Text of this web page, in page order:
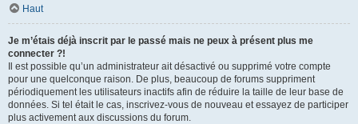
Haut
Je m’étais déjà inscrit par le passé mais ne peux à présent plus me
connecter ?!
Il est possible qu’un administrateur ait désactivé ou supprimé votre compte
pour une quelconque raison. De plus, beaucoup de forums suppriment
périodiquement les utilisateurs inactifs afin de réduire la taille de leur base de
données. Si tel était le cas, inscrivez-vous de nouveau et essayez de participer
plus activement aux discussions du forum.